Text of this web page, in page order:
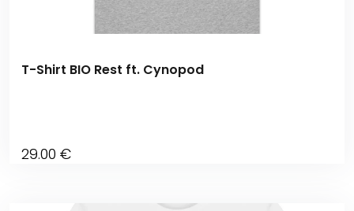
T-Shirt BIO Rest ft. Cynopod
29.00 €